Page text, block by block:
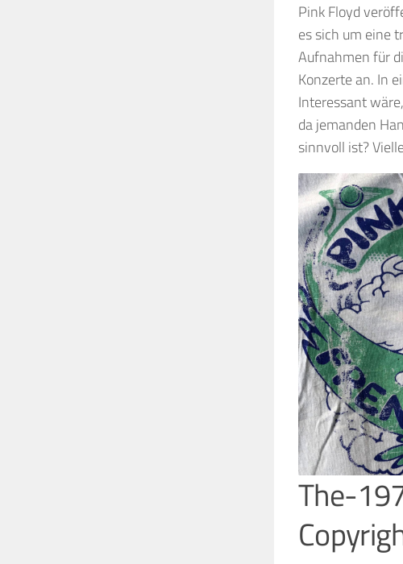
Pink Floyd
es sich um eine
Aufnahmen für
Konzerte an. In
Interessant
da jemanden
sinnvoll ist?
The-